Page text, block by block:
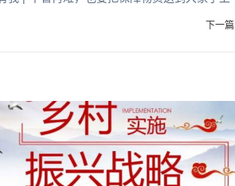
下一篇